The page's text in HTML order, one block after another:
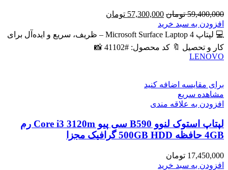
59,400,000 تومان قیمت
اصلی
59,400,000 تومان
57,300,000 تومان
57,300,000 تومان
است.
افزودن به سبد خرید
💻 لپتاپ Microsoft Surface Laptop 4 – ظریف، سریع و ایده‌آل برای
کار و تحصیل 🔖 کد محصول: #41102 📸
LENOVO
برای مقایسه اضافه کنید
مشاهده سریع
افزودن به علاقه مندی
لپتاپ استوک لنوو B590 سی پیو Core i3 3120m رم
4GB حافظه 500GB HDD گرافیک مجزا
17,450,000 تومان
افزودن به سبد خرید